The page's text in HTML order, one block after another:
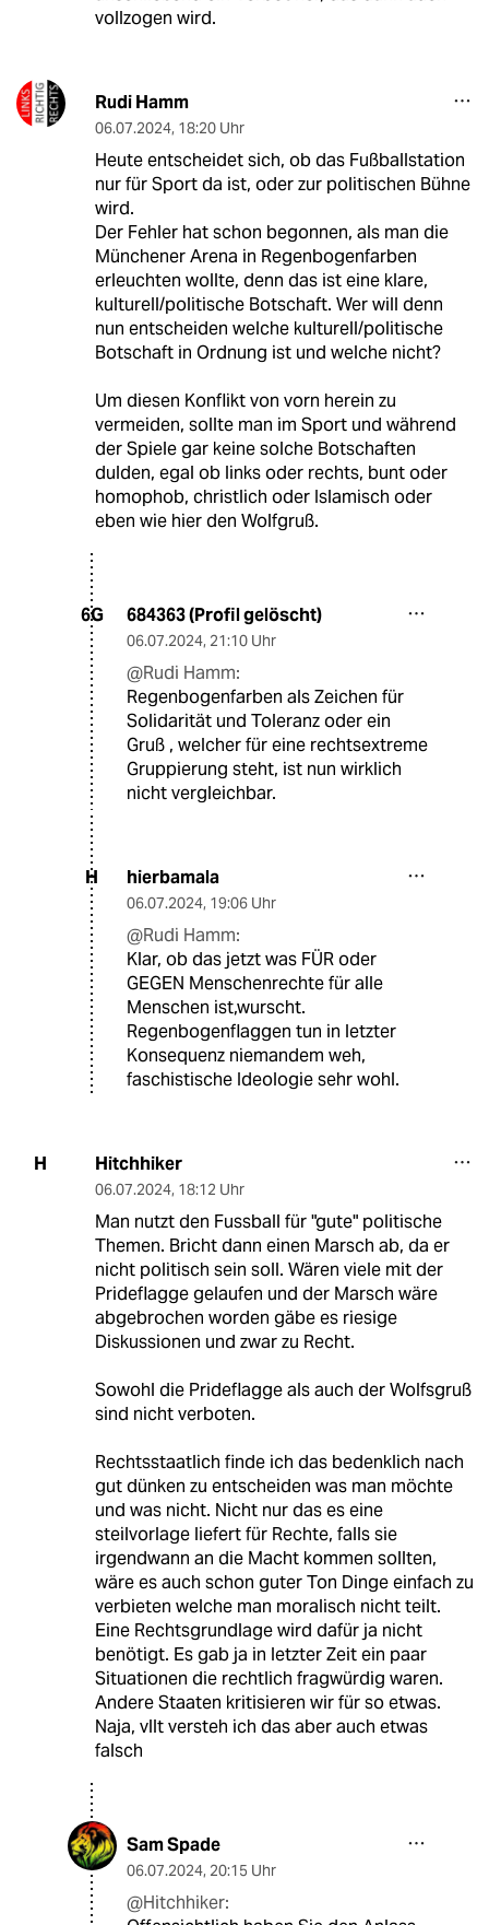
vollzogen wird.
Rudi Hamm
06.07.2024, 18:20 Uhr
Heute entscheidet sich, ob das Fußballstation
nur für Sport da ist, oder zur politischen Bühne
wird.
Der Fehler hat schon begonnen, als man die
Münchener Arena in Regenbogenfarben
erleuchten wollte, denn das ist eine klare,
kulturell/politische Botschaft. Wer will denn
nun entscheiden welche kulturell/politische
Botschaft in Ordnung ist und welche nicht?
Um diesen Konflikt von vorn herein zu
vermeiden, sollte man im Sport und während
der Spiele gar keine solche Botschaften
dulden, egal ob links oder rechts, bunt oder
homophob, christlich oder Islamisch oder
eben wie hier den Wolfgruß.
6G 684363 (Profil gelöscht)
06.07.2024, 21:10 Uhr
@Rudi Hamm:
Regenbogenfarben als Zeichen für
Solidarität und Toleranz oder ein
Gruß , welcher für eine rechtsextreme
Gruppierung steht, ist nun wirklich
nicht vergleichbar.
H hierbamala
06.07.2024, 19:06 Uhr
@Rudi Hamm:
Klar, ob das jetzt was FÜR oder
GEGEN Menschenrechte für alle
Menschen ist,wurscht.
Regenbogenflaggen tun in letzter
Konsequenz niemandem weh,
faschistische Ideologie sehr wohl.
H Hitchhiker
06.07.2024, 18:12 Uhr
Man nutzt den Fussball für "gute" politische
Themen. Bricht dann einen Marsch ab, da er
nicht politisch sein soll. Wären viele mit der
Prideflagge gelaufen und der Marsch wäre
abgebrochen worden gäbe es riesige
Diskussionen und zwar zu Recht.
Sowohl die Prideflagge als auch der Wolfsgruß
sind nicht verboten.
Rechtsstaatlich finde ich das bedenklich nach
gut dünken zu entscheiden was man möchte
und was nicht. Nicht nur das es eine
steilvorlage liefert für Rechte, falls sie
irgendwann an die Macht kommen sollten,
wäre es auch schon guter Ton Dinge einfach zu
verbieten welche man moralisch nicht teilt.
Eine Rechtsgrundlage wird dafür ja nicht
benötigt. Es gab ja in letzter Zeit ein paar
Situationen die rechtlich fragwürdig waren.
Andere Staaten kritisieren wir für so etwas.
Naja, vllt versteh ich das aber auch etwas
falsch
Sam Spade
06.07.2024, 20:15 Uhr
@Hitchhiker: